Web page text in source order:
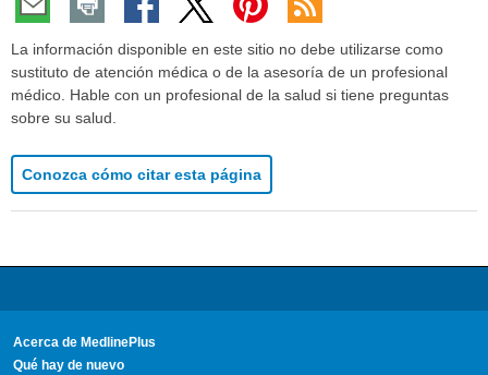
La información disponible en este sitio no debe utilizarse como
sustituto de atención médica o de la asesoría de un profesional
médico. Hable con un profesional de la salud si tiene preguntas
sobre su salud.
Conozca cómo citar esta página
Acerca de MedlinePlus
Qué hay de nuevo